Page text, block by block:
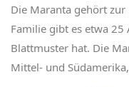
Die Maranta gehört
Familie gibt es etwa
Blattmuster hat. Die
Mittel- und